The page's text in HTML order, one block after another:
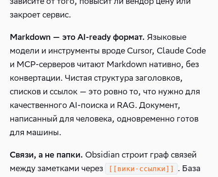
закроет сервис.
Markdown — это AI-ready формат. Языковые
модели и инструменты вроде Cursor, Claude Code
и MCP-серверов читают Markdown нативно, без
конвертации. Чистая структура заголовков,
списков и ссылок — это ровно то, что нужно для
качественного AI-поиска и RAG. Документ,
написанный для человека, одновременно готов
для машины.
Связи, а не папки. Obsidian строит граф связей
между заметками через
[[вики-ссылки]]
. База